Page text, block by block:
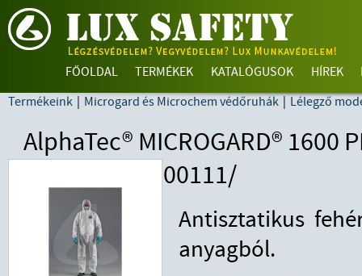
FŐOLDAL TERMÉKEK KATALÓGUSOK HÍREK
Termékeink | Microgard és Microchem védőruhák | Lélegző
AlphaTec® MICROGARD®
00111/
Antisztatikus
anyagból.